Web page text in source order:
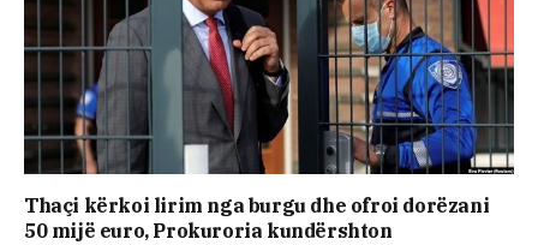
​Thaçi kërkoi lirim nga burgu dhe ofroi dorëzani
50 mijë euro, Prokuroria kundërshton